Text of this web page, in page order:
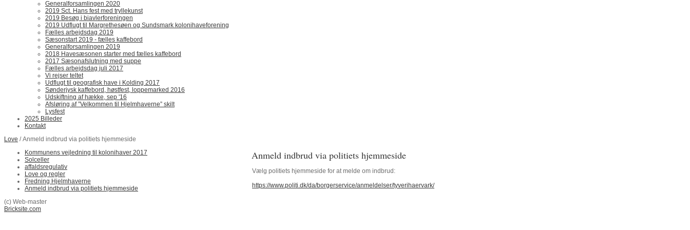
Generalforsamlingen 2020
2019 Sct. Hans fest med tryllekunst
2019 Besøg i biavlerforeningen
2019 Udflugt til Margrethesøen og Sundsmark kolonihaveforening
Fælles arbejdsdag 2019
Sæsonstart 2019 - fælles kaffebord
Generalforsamlingen 2019
2018 Havesæsonen starter med fælles kaffebord
2017 Sæsonafslutning med suppe
Fælles arbejdsdag juli 2017
Vi rejser teltet
Udflugt til geografisk have i Kolding 2017
Sønderjysk kaffebord, høstfest, loppemarked 2016
Udskiftning af hække, sep '16
Afsløring af ”Velkommen til Hjelmhaverne” skilt
Lysfest
2025 Billeder
Kontakt
Love / Anmeld indbrud via politiets hjemmeside
Kommunens vejledning til kolonihaver 2017
Solceller
affaldsregulativ
Love og regler
Fredning Hjelmhaverne
Anmeld indbrud via politiets hjemmeside
Anmeld indbrud via politiets hjemmeside
Vælg politiets hjemmeside for at melde om indbrud:
https://www.politi.dk/da/borgerservice/anmeldelser/tyverihaervark/
(c) Web-master
Bricksite.com